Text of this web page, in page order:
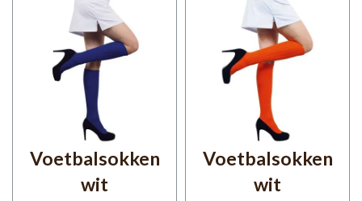
Voetbalsokken
wit
Voetbalsokken
wit